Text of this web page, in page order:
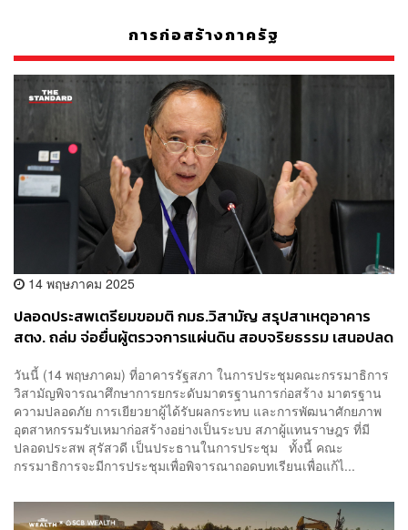
การก่อสร้างภาครัฐ
14 พฤษภาคม 2025
ปลอดประสพเตรียมขอมติ กมธ.วิสามัญ สรุปสาเหตุอาคาร
สตง. ถล่ม จ่อยื่นผู้ตรวจการแผ่นดิน สอบจริยธรรม เสนอปลด
วันนี้ (14 พฤษภาคม) ที่อาคารรัฐสภา ในการประชุมคณะกรรมาธิการ
วิสามัญพิจารณาศึกษาการยกระดับมาตรฐานการก่อสร้าง มาตรฐาน
ความปลอดภัย การเยียวยาผู้ได้รับผลกระทบ และการพัฒนาศักยภาพ
อุตสาหกรรมรับเหมาก่อสร้างอย่างเป็นระบบ สภาผู้แทนราษฎร ที่มี
ปลอดประสพ สุรัสวดี เป็นประธานในการประชุม ทั้งนี้ คณะ
กรรมาธิการจะมีการประชุมเพื่อพิจารณาถอดบทเรียนเพื่อแก้ไ...